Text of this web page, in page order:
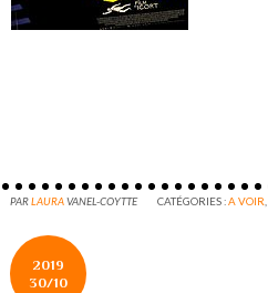
PARLAURAVANEL-COYTTE CATÉGORIES :A VOIR
2019
30/10